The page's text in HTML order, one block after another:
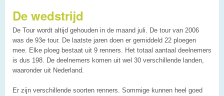
De wedstrijd
De Tour wordt altijd gehouden in de maand juli. De tour van 2006
was de 93e tour. De laatste jaren doen er gemiddeld 22 ploegen
mee. Elke ploeg bestaat uit 9 renners. Het totaal aantaal deelnemers
is dus 198. De deelnemers komen uit wel 30 verschillende landen,
waaronder uit Nederland.
Er zijn verschillende soorten renners. Sommige kunnen heel goed